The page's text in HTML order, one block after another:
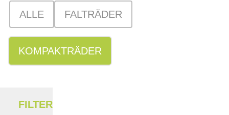
ALLE FALTRÄDER
KOMPAKTRÄDER
FILTER